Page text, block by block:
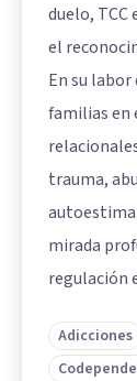
duelo, TCC
el
En su
familias en
trauma,
mirada
regulación
Adicciones